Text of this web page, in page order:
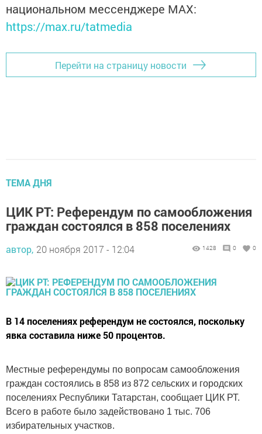
национальном мессенджере MАХ:
https://max.ru/tatmedia
Перейти на страницу новости
ТЕМА ДНЯ
ЦИК РТ: Референдум по самообложения
граждан состоялся в 858 поселениях
автор, 20 ноября 2017 - 12:04 1428 0 0
В 14 поселениях референдум не состоялся, поскольку
явка составила ниже 50 процентов.
Местные референдумы по вопросам самообложения
граждан состоялись в 858 из 872 сельских и городских
поселениях Республики Татарстан, сообщает ЦИК РТ.
Всего в работе было задействовано 1 тыс. 706
избирательных участков.